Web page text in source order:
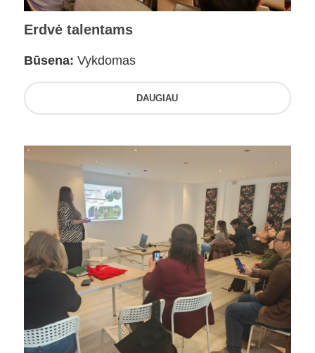
Erdvė talentams
Būsena: Vykdomas
DAUGIAU